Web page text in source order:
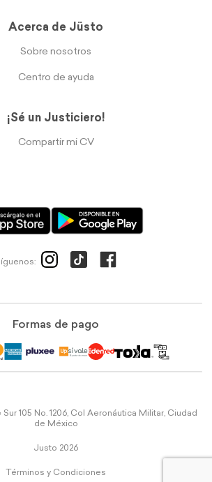
Acerca de Jüsto
Sobre nosotros
Centro de ayuda
¡Sé un Justiciero!
Compartir mi CV
Formas de pago
105 No. 1206, Col Aeronáutica Militar, Ciudad
de México
Justo 2026
Términos y Condiciones